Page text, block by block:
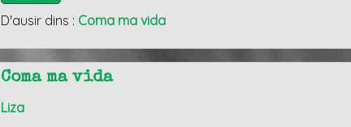
D'ausir dins : Coma ma vida
Coma ma vida
Liza